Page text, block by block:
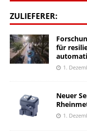
ZULIEFERER:
für
1.
Neuer
1.